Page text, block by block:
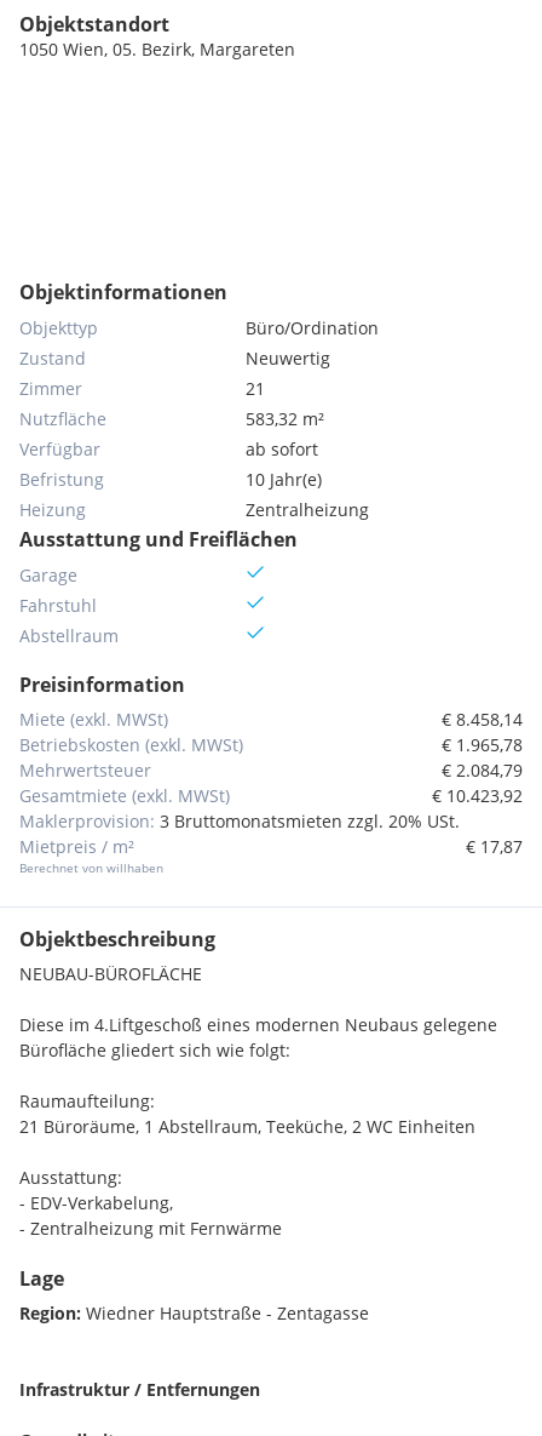
Objektstandort
1050 Wien, 05. Bezirk, Margareten
Objektinformationen
Objekttyp
Büro/Ordination
Zustand
Neuwertig
Zimmer
21
Nutzfläche
583,32 m²
Verfügbar
ab sofort
Befristung
10 Jahr(e)
Heizung
Zentralheizung
Ausstattung und Freiflächen
Garage
Fahrstuhl
Abstellraum
Preisinformation
Miete (exkl. MWSt)
€ 8.458,14
Betriebskosten (exkl. MWSt)
€ 1.965,78
Mehrwertsteuer
€ 2.084,79
Gesamtmiete (exkl. MWSt)
€ 10.423,92
Maklerprovision: 3 Bruttomonatsmieten zzgl. 20% USt.
Mietpreis / m²
Berechnet von willhaben
€ 17,87
Objektbeschreibung
NEUBAU-BÜROFLÄCHE
Diese im 4.Liftgeschoß eines modernen Neubaus gelegene
Bürofläche gliedert sich wie folgt:
Raumaufteilung:
21 Büroräume, 1 Abstellraum, Teeküche, 2 WC Einheiten
Ausstattung:
- EDV-Verkabelung,
- Zentralheizung mit Fernwärme
Das Entree des Hauses ist sehr repräsentativ, der Empfang
wird von einem Sicherheitsdienst betreut.
Euro 0,57/ m² netto vorgeschrieben.
Lage
Region: Wiedner Hauptstraße - Zentagasse
Infrastruktur / Entfernungen